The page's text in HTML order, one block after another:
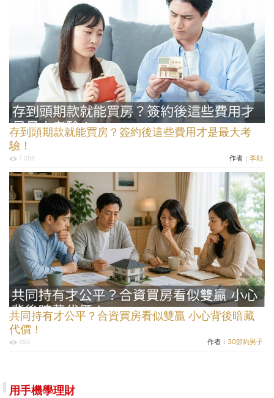
存到頭期款就能買房？簽約後這些費用才是最大考
驗！
7,056 作者： 李勛
共同持有才公平？合資買房看似雙贏 小心背後暗藏
代價！
954 作者： 30節約男子
用手機學理財